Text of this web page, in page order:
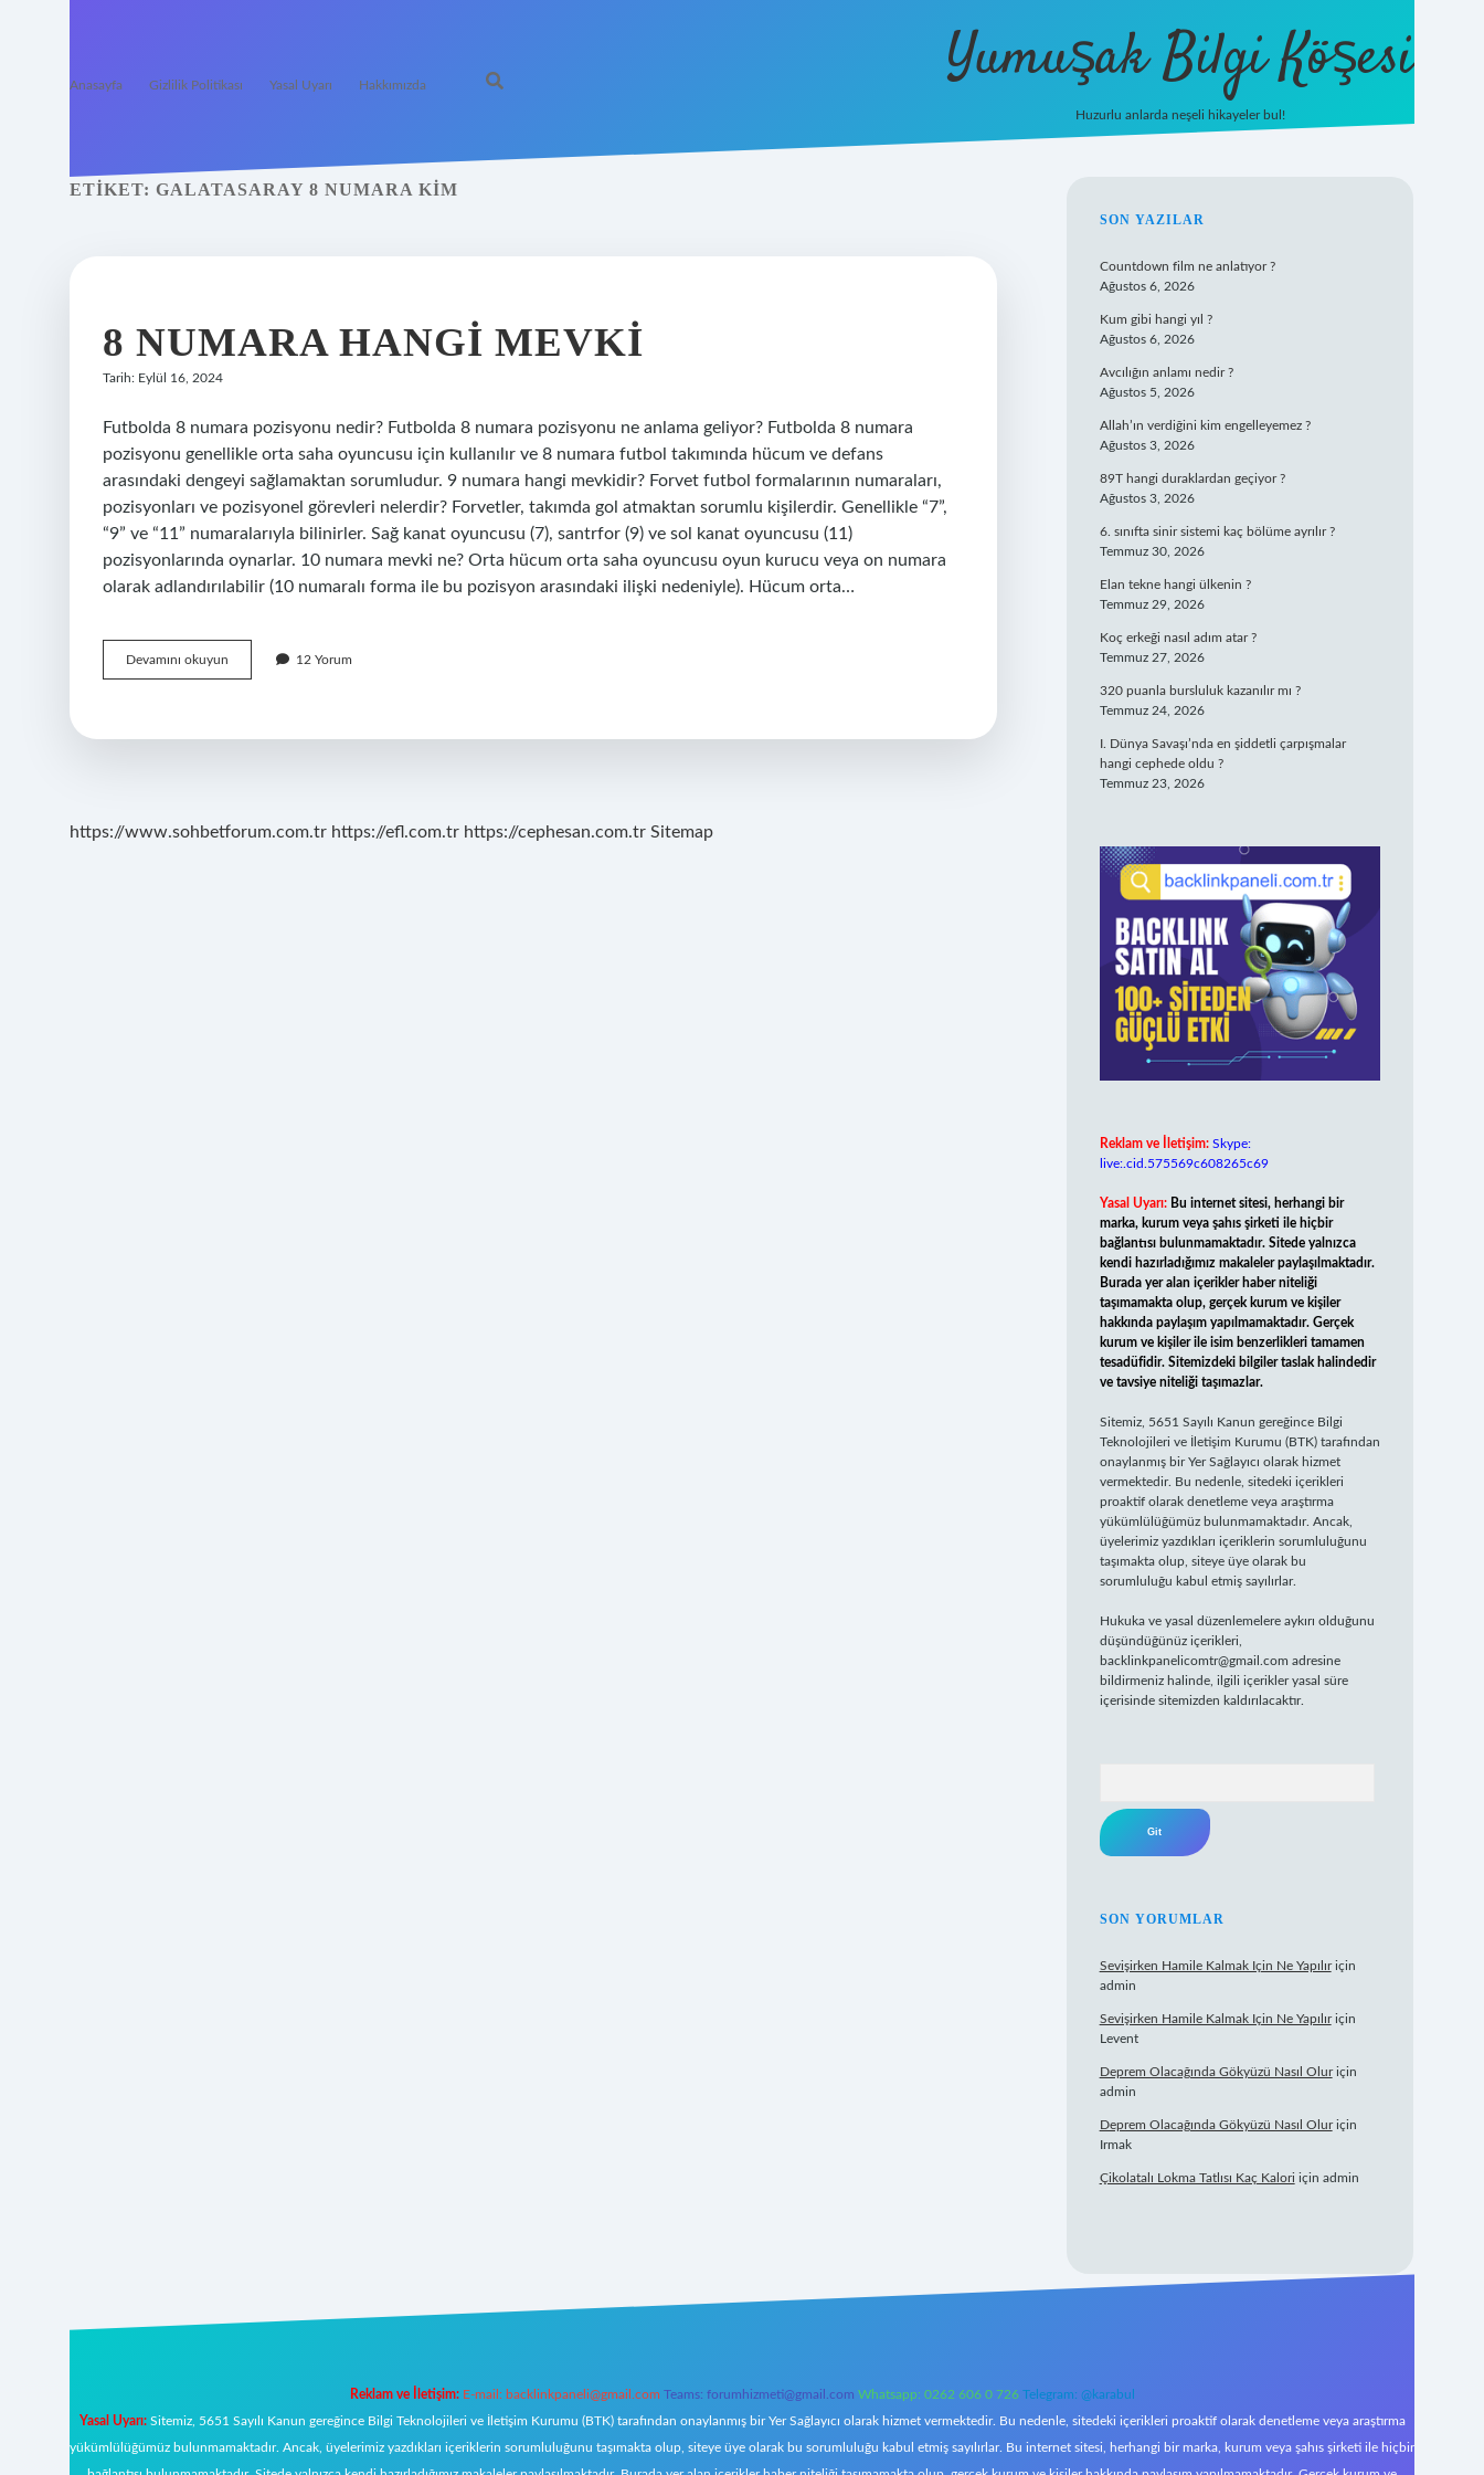
Anasayfa Gizlilik Politikası Yasal Uyarı Hakkımızda Yumuşak Bilgi Köşesi
Huzurlu anlarda neşeli hikayeler bul!
ETIKET: GALATASARAY 8 NUMARA KIM
8 NUMARA HANGI MEVKI
Tarih: Eylül 16, 2024
Futbolda 8 numara pozisyonu nedir? Futbolda 8 numara pozisyonu ne anlama geliyor? Futbolda 8 numara
pozisyonu genellikle orta saha oyuncusu için kullanılır ve 8 numara futbol takımında hücum ve defans
arasındaki dengeyi sağlamaktan sorumludur. 9 numara hangi mevkidir? Forvet futbol formalarının numaraları,
pozisyonları ve pozisyonel görevleri nelerdir? Forvetler, takımda gol atmaktan sorumlu kişilerdir. Genellikle “7”,
“9” ve “11” numaralarıyla bilinirler. Sağ kanat oyuncusu (7), santrfor (9) ve sol kanat oyuncusu (11)
pozisyonlarında oynarlar. 10 numara mevki ne? Orta hücum orta saha oyuncusu oyun kurucu veya on numara
olarak adlandırılabilir (10 numaralı forma ile bu pozisyon arasındaki ilişki nedeniyle). Hücum orta…
Devamını okuyun
Numara
12 Yorum
https://www.sohbetforum.com.tr https://efl.com.tr https://cephesan.com.tr Sitemap
SIDEBAR
SON YAZILAR
Countdown film ne anlatıyor ?
Ağustos 6, 2026
Kum gibi hangi yıl ?
Ağustos 6, 2026
Avcılığın anlamı nedir ?
Ağustos 5, 2026
Allah’ın verdiğini kim engelleyemez ?
Ağustos 3, 2026
89T hangi duraklardan geçiyor ?
Ağustos 3, 2026
6. sınıfta sinir sistemi kaç bölüme ayrılır ?
Temmuz 30, 2026
Elan tekne hangi ülkenin ?
Temmuz 29, 2026
Koç erkeği nasıl adım atar ?
Temmuz 27, 2026
320 puanla bursluluk kazanılır mı ?
Temmuz 24, 2026
I. Dünya Savaşı’nda en şiddetli çarpışmalar
hangi cephede oldu ?
Temmuz 23, 2026
Reklam ve İletişim: Skype:
live:.cid.575569c608265c69
Yasal Uyarı: Bu internet sitesi, herhangi bir
marka, kurum veya şahıs şirketi ile hiçbir
bağlantısı bulunmamaktadır. Sitede yalnızca
kendi hazırladığımız makaleler paylaşılmaktadır.
Burada yer alan içerikler haber niteliği
taşımamakta olup, gerçek kurum ve kişiler
hakkında paylaşım yapılmamaktadır. Gerçek
kurum ve kişiler ile isim benzerlikleri tamamen
tesadüfidir. Sitemizdeki bilgiler taslak halindedir
ve tavsiye niteliği taşımazlar.
Sitemiz, 5651 Sayılı Kanun gereğince Bilgi
Teknolojileri ve İletişim Kurumu (BTK) tarafından
onaylanmış bir Yer Sağlayıcı olarak hizmet
vermektedir. Bu nedenle, sitedeki içerikleri
proaktif olarak denetleme veya araştırma
yükümlülüğümüz bulunmamaktadır. Ancak,
üyelerimiz yazdıkları içeriklerin sorumluluğunu
taşımakta olup, siteye üye olarak bu
sorumluluğu kabul etmiş sayılırlar.
Hukuka ve yasal düzenlemelere aykırı olduğunu
düşündüğünüz içerikleri,
backlinkpanelicomtr@gmail.com adresine
bildirmeniz halinde, ilgili içerikler yasal süre
içerisinde sitemizden kaldırılacaktır.
SON YORUMLAR
Sevişirken Hamile Kalmak Için Ne Yapılıriçin
admin
Sevişirken Hamile Kalmak Için Ne Yapılıriçin
Levent
Deprem Olacağında Gökyüzü Nasıl Oluriçin
admin
Deprem Olacağında Gökyüzü Nasıl Oluriçin
Irmak
Çikolatalı Lokma Tatlısı Kaç Kalori için admin
Reklam ve İletişim: E-mail: backlinkpaneli@gmail.com Teams: forumhizmeti@gmail.com Whatsapp: 0262 606 0 726 Telegram: @karabul
Yasal Uyarı:Sitemiz, 5651 Sayılı Kanun gereğince Bilgi Teknolojileri ve İletişim Kurumu (BTK) tarafından onaylanmış bir Yer Sağlayıcı olarak hizmet vermektedir. Bu nedenle, sitedeki içerikleri proaktif olarak denetleme veya araştırma
yükümlülüğümüz bulunmamaktadır. Ancak, üyelerimiz yazdıkları içeriklerin sorumluluğunu taşımakta olup, siteye üye olarak bu sorumluluğu kabul etmiş sayılırlar. Bu internet sitesi, herhangi bir marka, kurum veya şahıs şirketi ile hiçbir